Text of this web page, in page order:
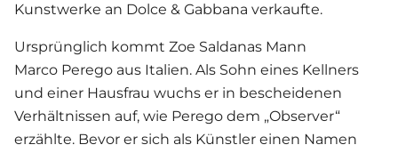
Kunstwerke an Dolce & Gabbana verkaufte.
Ursprünglich kommt Zoe Saldanas Mann
Marco Perego aus Italien. Als Sohn eines Kellners
und einer Hausfrau wuchs er in bescheidenen
Verhältnissen auf, wie Perego dem „Observer“
erzählte. Bevor er sich als Künstler einen Namen